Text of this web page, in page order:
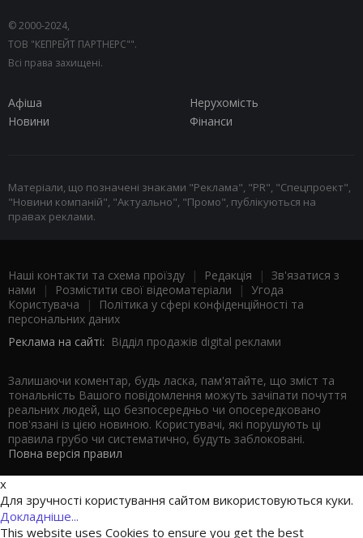
© 2000-2024,
ТОВ "КЕПРЕЙТ ПАРТНЕРС"".
Всі права захищені.
Афіша
Нерухомість
Новини
Фінанси
Матеріали, що позначені знаками "Реклама", "PR", "Спецпроект",
"Новини компаній", "Актуально", "Промо", публікуються на
правах реклами.
Наші контакти та схема проїзду | Редакція | Зв'язатися з
нами | Розмістити свої відеоматеріали | Угода
Користувача |
Політика у сфері конфіденційності та
персональних даних
Реклама на сайті: Відділ продажів digital реклами
Залишаючи коментар, будь ласка, пам'ятайте, що зміст та
тональність Вашого повідомлення можуть зачіпати почуття
реальних людей, що безпосередньо чи опосередковано
пов'язані із цією новиною. Користувачі, які порушують ці
правила грубо чи систематично, будуть заблоковані.
Повна версія правил
x
Для зручності користування сайтом використовуються куки.
Докладніше...
This website uses Cookies to ensure you get the best